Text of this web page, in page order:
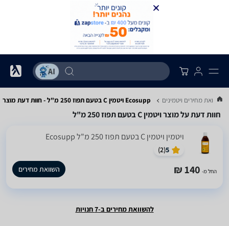
השוואת מחירים ויטמינים Ecosupp ויטמין C בטעם תפוז 250 מ"ל - חוות דעת מוצר
חוות דעת על מוצר ויטמין C בטעם תפוז 250 מ"ל
ויטמין ויטמין C בטעם תפוז 250 מ"ל Ecosupp
5
(
2
)
החל מ- 140 ₪ השוואת מחירים
להשוואת מחירים ב-7 חנויות